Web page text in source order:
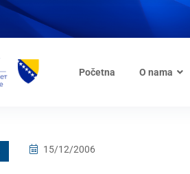
Početna O nama
15/12/2006